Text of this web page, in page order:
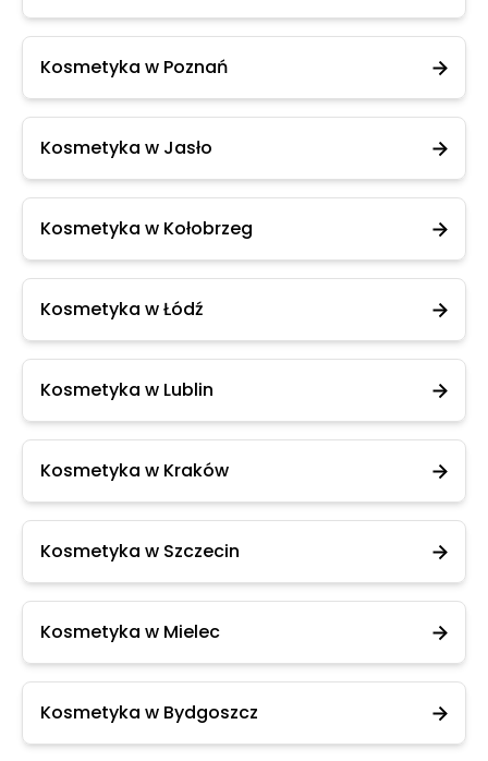
Kosmetyka w Poznań
Kosmetyka w Jasło
Kosmetyka w Kołobrzeg
Kosmetyka w Łódź
Kosmetyka w Lublin
Kosmetyka w Kraków
Kosmetyka w Szczecin
Kosmetyka w Mielec
Kosmetyka w Bydgoszcz